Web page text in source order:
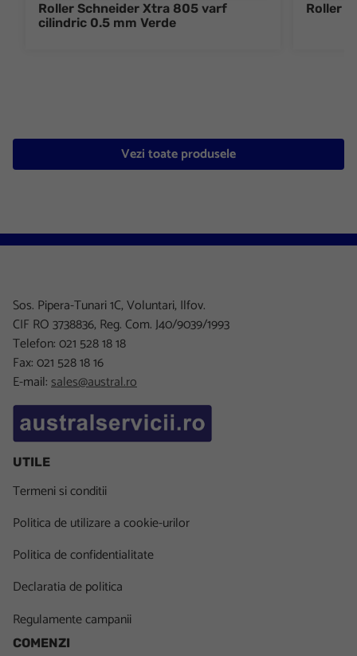
Roller Schneider Xtra 805 varf
cilindric 0.5 mm Verde
Roller
Vezi toate produsele
Sos. Pipera-Tunari 1C, Voluntari, Ilfov.
CIF RO 3738836, Reg. Com. J40/9039/1993
Telefon: 021 528 18 18
Fax: 021 528 18 16
E-mail:sales@austral.ro
UTILE
Termeni si conditii
Politica de utilizare a cookie-urilor
Politica de confidentialitate
Declaratia de politica
Regulamente campanii
COMENZI